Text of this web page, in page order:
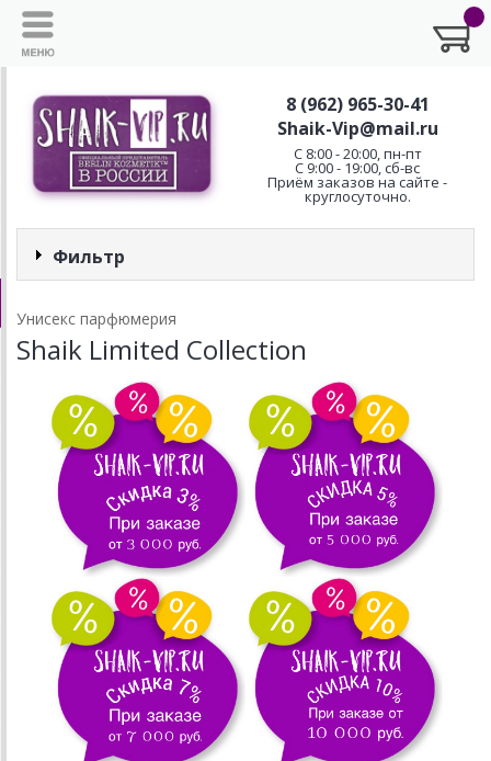
8 (962) 965-30-41
Shaik-Vip@mail.ru
C 8:00 - 20:00, пн-пт
С 9:00 - 19:00, сб-вс
Приём заказов на сайте -
круглосуточно.
Фильтр
Унисекс парфюмерия
Shaik Limited Collection